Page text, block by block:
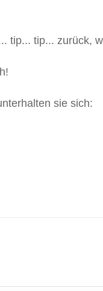
tip... tip... zurück,
sie sich: